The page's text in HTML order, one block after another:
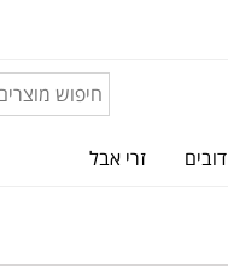
דובים זרי אבל